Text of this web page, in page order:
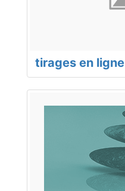
tirages en ligne